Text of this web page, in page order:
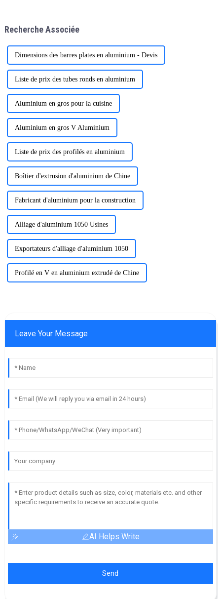
pour répondre aux besoins des
Recherche Associée
Dimensions des barres plates en aluminium - Devis
Liste de prix des tubes ronds en aluminium
Aluminium en gros pour la cuisine
Aluminium en gros V Aluminium
Liste de prix des profilés en aluminium
Boîtier d'extrusion d'aluminium de Chine
Fabricant d'aluminium pour la construction
Alliage d'aluminium 1050 Usines
Exportateurs d'alliage d'aluminium 1050
Profilé en V en aluminium extrudé de Chine
Leave Your Message
AI Helps Write
Send